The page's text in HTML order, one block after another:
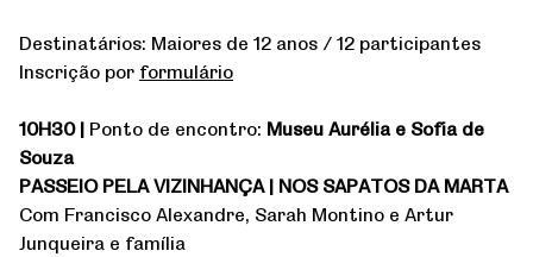
Destinatários: Maiores de 12 anos / 12 participantes
Inscrição por formulário
10H30 | Ponto de encontro: Museu Aurélia e Sofia de
Souza
PASSEIO PELA VIZINHANÇA | NOS SAPATOS DA MARTA
Com Francisco Alexandre, Sarah Montino e Artur
Junqueira e família